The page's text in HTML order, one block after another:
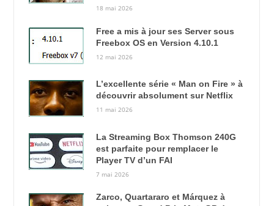
18 mai 2026
Free a mis à jour ses Server sous
Freebox OS en Version 4.10.1
12 mai 2026
L’excellente série « Man on Fire » à
découvrir absolument sur Netflix
11 mai 2026
La Streaming Box Thomson 240G
est parfaite pour remplacer le
Player TV d’un FAI
7 mai 2026
Zarco, Quartararo et Márquez à